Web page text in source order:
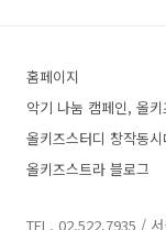
홈페이지
악기 나눔 캠페인, 올키
올키즈스터디 창작동시
올키즈스트라 블로그
TEL. 02.522.7935 /